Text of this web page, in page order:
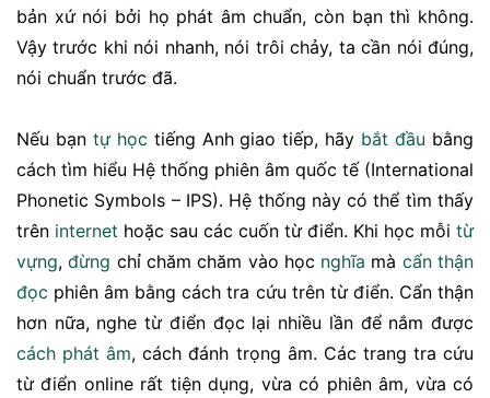
bản xứ nói bởi họ phát âm chuẩn, còn bạn thì không.
Vậy trước khi nói nhanh, nói trôi chảy, ta cần nói đúng,
nói chuẩn trước đã.
Nếu bạn tự học tiếng Anh giao tiếp, hãy bắt đầu bằng
cách tìm hiểu Hệ thống phiên âm quốc tế (International
Phonetic Symbols – IPS). Hệ thống này có thể tìm thấy
trên internet hoặc sau các cuốn từ điển. Khi học mỗi từ
vựng,đừng chỉ chăm chăm vào học nghĩa mà cẩn thận
đọc phiên âm bằng cách tra cứu trên từ điển. Cẩn thận
hơn nữa, nghe từ điển đọc lại nhiều lần để nắm được
cách phát âm, cách đánh trọng âm. Các trang tra cứu
từ điển online rất tiện dụng, vừa có phiên âm, vừa có